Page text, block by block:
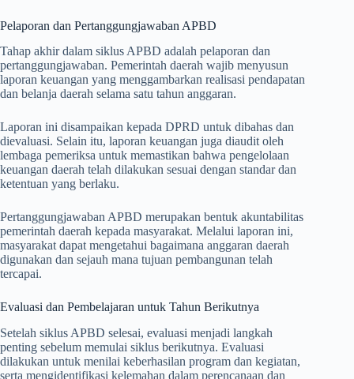
Pelaporan dan Pertanggungjawaban APBD
Tahap akhir dalam siklus APBD adalah pelaporan dan
pertanggungjawaban. Pemerintah daerah wajib menyusun
laporan keuangan yang menggambarkan realisasi pendapatan
dan belanja daerah selama satu tahun anggaran.
Laporan ini disampaikan kepada DPRD untuk dibahas dan
dievaluasi. Selain itu, laporan keuangan juga diaudit oleh
lembaga pemeriksa untuk memastikan bahwa pengelolaan
keuangan daerah telah dilakukan sesuai dengan standar dan
ketentuan yang berlaku.
Pertanggungjawaban APBD merupakan bentuk akuntabilitas
pemerintah daerah kepada masyarakat. Melalui laporan ini,
masyarakat dapat mengetahui bagaimana anggaran daerah
digunakan dan sejauh mana tujuan pembangunan telah
tercapai.
Evaluasi dan Pembelajaran untuk Tahun Berikutnya
Setelah siklus APBD selesai, evaluasi menjadi langkah
penting sebelum memulai siklus berikutnya. Evaluasi
dilakukan untuk menilai keberhasilan program dan kegiatan,
serta mengidentifikasi kelemahan dalam perencanaan dan